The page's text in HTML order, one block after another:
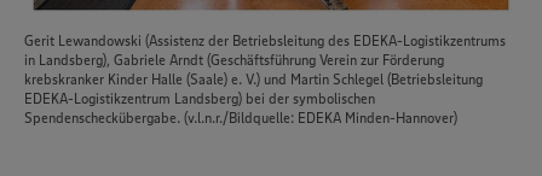
Gerit Lewandowski (Assistenz der Betriebsleitung des EDEKA-Logistikzentrums
in Landsberg), Gabriele Arndt (Geschäftsführung Verein zur Förderung
krebskranker Kinder Halle (Saale) e. V.) und Martin Schlegel (Betriebsleitung
EDEKA-Logistikzentrum Landsberg) bei der symbolischen
Spendenscheckübergabe. (v.l.n.r./Bildquelle: EDEKA Minden-Hannover)